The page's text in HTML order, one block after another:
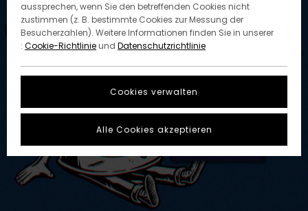
aussprechen, wenn Sie den betreffenden Cookies nicht
zustimmen (z. B. bestimmte Cookies zur Messung der
Besucherzahlen). Weitere Informationen finden Sie in unserer
: Cookie-Richtlinieund Datenschutzrichtlinie
Cookies verwalten
Alle Cookies akzeptieren